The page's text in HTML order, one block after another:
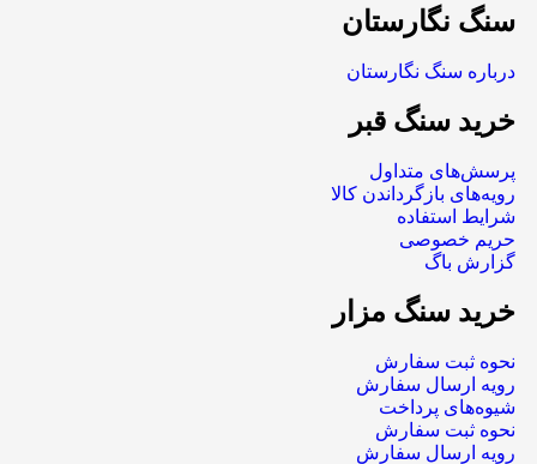
سنگ نگارستان
درباره سنگ نگارستان
خرید سنگ قبر
پرسش‌های متداول
رویه‌های بازگرداندن کالا
شرایط استفاده
حریم خصوصی
گزارش باگ
خرید سنگ مزار
نحوه ثبت سفارش
رویه ارسال سفارش
شیوه‌های پرداخت
نحوه ثبت سفارش
رویه ارسال سفارش